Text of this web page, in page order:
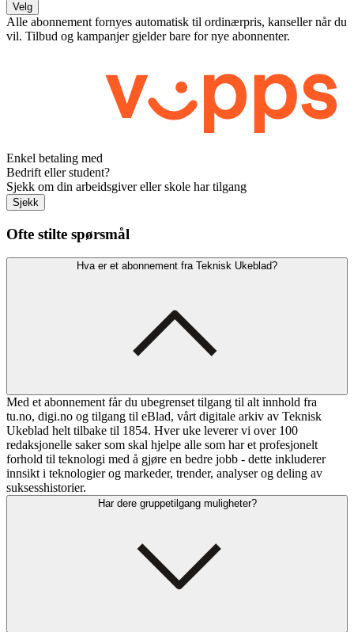
Velg
Alle abonnement fornyes automatisk til ordinærpris, kanseller når du
vil. Tilbud og kampanjer gjelder bare for nye abonnenter.
Enkel betaling med
Bedrift eller student?
Sjekk om din arbeidsgiver eller skole har tilgang
Sjekk
Ofte stilte spørsmål
Hva er et abonnement fra Teknisk Ukeblad?
Med et abonnement får du ubegrenset tilgang til alt innhold fra
tu.no, digi.no og tilgang til eBlad, vårt digitale arkiv av Teknisk
Ukeblad helt tilbake til 1854. Hver uke leverer vi over 100
redaksjonelle saker som skal hjelpe alle som har et profesjonelt
forhold til teknologi med å gjøre en bedre jobb - dette inkluderer
innsikt i teknologier og markeder, trender, analyser og deling av
suksesshistorier.
Har dere gruppetilgang muligheter?